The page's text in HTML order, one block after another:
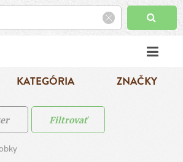
KATEGÓRIA ZNAČKY
Filtrovať